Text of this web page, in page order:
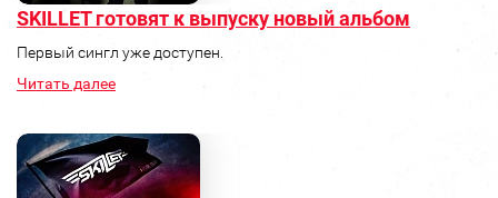
SKILLET готовят к выпуску новый альбом
Первый сингл уже доступен.
Читать далее